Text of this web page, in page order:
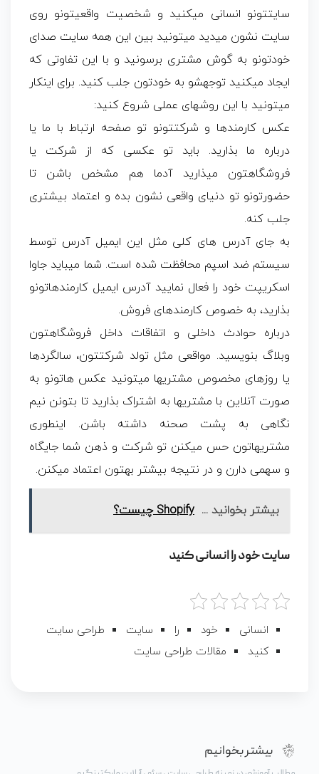
سایتتونو انسانی میکنید و شخصیت واقعیتونو روی
سایت نشون میدید میتونید بین این همه سایت صدای
خودتونو به گوش مشتری برسونید و با این تفاوتی که
ایجاد میکنید توجهشو به خودتون جلب کنید. برای اینکار
میتونید با این روشهای عملی شروع کنید:
عکس کارمندها و شرکتتونو تو صفحه ارتباط با ما یا
درباره ما بذارید. باید تو عکسی که از شرکت یا
فروشگاهتون میذارید آدما هم مشخص باشن تا
حضورتونو تو دنیای واقعی نشون بده و اعتماد بیشتری
جلب کنه.
به جای آدرس های کلی مثل این ایمیل آدرس توسط
سیستم ضد اسپم محافظت شده است. شما میباید جاوا
اسکریپت خود را فعال نمایید آدرس ایمیل کارمندهاتونو
بذارید، به خصوص کارمندهای فروش.
درباره حوادث داخلی و اتفاقات داخل فروشگاهتون
وبلاگ بنویسید. مواقعی مثل تولد شرکتتون، سالگردها
یا روزهای مخصوص مشتریها میتونید عکس هاتونو به
صورت آنلاین با مشتریها به اشتراک بذارید تا بتونن نیم
نگاهی به پشت صحنه داشته باشن. اینطوری
مشتریهاتون حس میکنن تو شرکت و ذهن شما جایگاه
و سهمی دارن و در نتیجه بیشتر بهتون اعتماد میکنن.
بیشتر بخوانید ... Shopify چیست؟
سایت خود را انسانی کنید
انسانی خود را سایت
طراحی سایت
کنید
مقالات طراحی سایت
بیشتر بخوانیم